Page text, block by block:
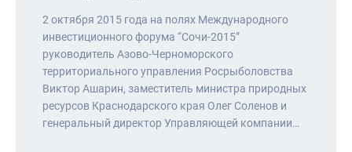
2 октября 2015 года на полях Международного
инвестиционного форума “Сочи-2015”
руководитель Азово-Черноморского
территориального управления Росрыболовства
Виктор Ашарин, заместитель министра природных
ресурсов Краснодарского края Олег Соленов и
генеральный директор Управляющей компании…